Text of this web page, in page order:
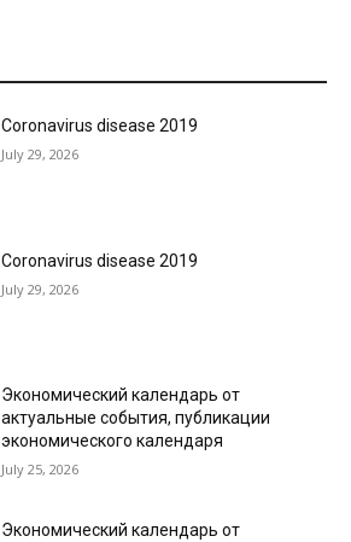
Coronavirus disease 2019
July 29, 2026
Coronavirus disease 2019
July 29, 2026
Экономический календарь от
актуальные события, публикации
экономического календаря
July 25, 2026
Экономический календарь от